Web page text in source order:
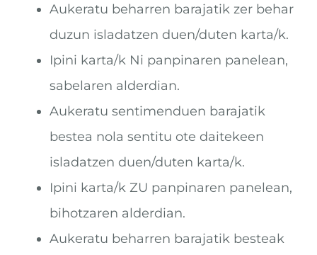
Aukeratu beharren barajatik zer behar
duzun isladatzen duen/duten karta/k.
Ipini karta/k Ni panpinaren panelean,
sabelaren alderdian.
Aukeratu sentimenduen barajatik
bestea nola sentitu ote daitekeen
isladatzen duen/duten karta/k.
Ipini karta/k ZU panpinaren panelean,
bihotzaren alderdian.
Aukeratu beharren barajatik besteak